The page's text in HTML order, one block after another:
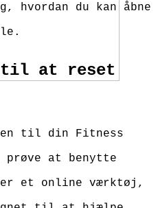
du kan åbne
til at reset
til din Fitness
prøve at benytte
er et online værktøj,